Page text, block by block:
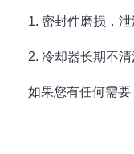
1. 密封件磨损，泄
2. 冷却器长期不
如果您有任何需要